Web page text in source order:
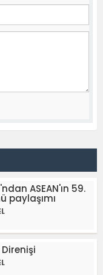
ASEAN'ın 59.
paylaşımı